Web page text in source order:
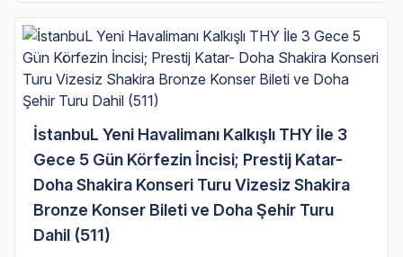
İstanbuL Yeni Havalimanı Kalkışlı THY İle 3
Gece 5 Gün Körfezin İncisi; Prestij Katar-
Doha Shakira Konseri Turu Vizesiz Shakira
Bronze Konser Bileti ve Doha Şehir Turu
Dahil (511)